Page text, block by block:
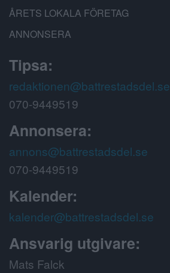
ÅRETS LOKALA FÖRETAG
ANNONSERA
Tipsa:
redaktionen@battrestadsdel.se
070-9449519
Annonsera:
annons@battrestadsdel.se
070-9449519
Kalender:
kalender@battrestadsdel.se
Ansvarig utgivare:
Mats Falck